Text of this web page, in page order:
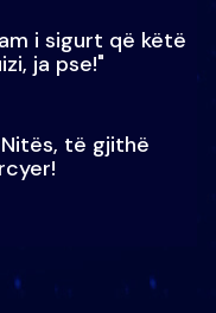
i sigurt që këtë
ja pse!"
të gjithë